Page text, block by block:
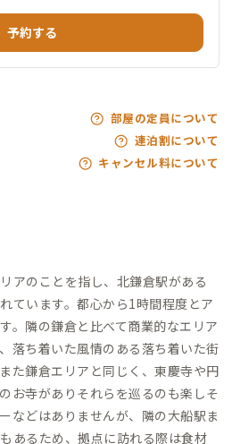
予約する
部屋の定員について
連泊割について
キャンセル料について
アのことを指し、北鎌倉駅がある
ています。都心から1時間程度とア
。隣の鎌倉と比べて商業的なエリア
落ち着いた風情のある落ち着いた街
た鎌倉エリアと同じく、東慶寺や円
お寺がありそれらを巡るのも楽しそ
などはありませんが、隣の大船駅ま
あるため、拠点に訪れる際は食材